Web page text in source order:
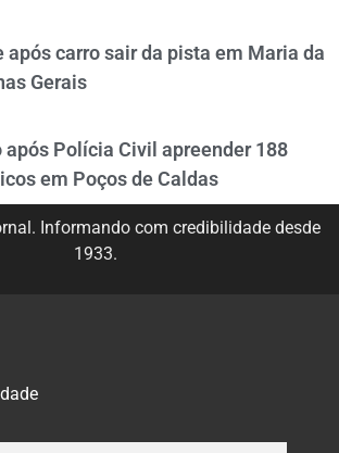
carro sair da pista em Maria da
Gerais
após Polícia Civil apreender 188
em Poços de Caldas
Informando com credibilidade desde
1933.